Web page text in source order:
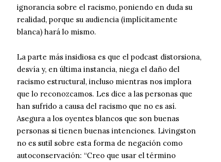
ignorancia sobre el racismo, poniendo en duda su
realidad, porque su audiencia (implícitamente
blanca) hará lo mismo.
La parte más insidiosa es que el podcast distorsiona,
desvía y, en última instancia, niega el daño del
racismo estructural, incluso mientras nos implora
que lo reconozcamos. Les dice a las personas que
han sufrido a causa del racismo que no es así.
Asegura a los oyentes blancos que son buenas
personas si tienen buenas intenciones. Livingston
no es sutil sobre esta forma de negación como
autoconservación: “Creo que usar el término